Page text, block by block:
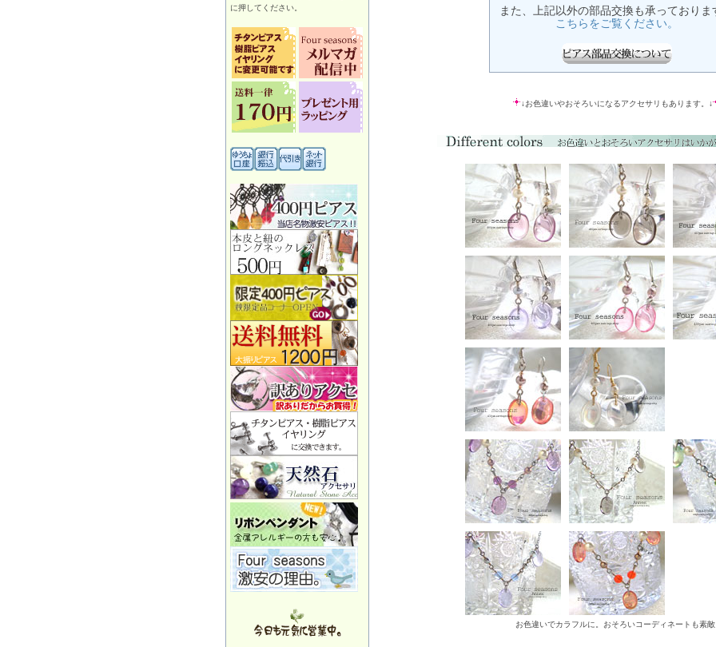
に押してください。
また、上記以外の部品交換も承っておりま
こちらをご覧ください。
↓お色違いやおそろいになるアクセサリもあります。↓
お色違いでカラフルに。おそろいコーディネートも素敵